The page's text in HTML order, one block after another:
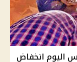
اليوم انخفاض